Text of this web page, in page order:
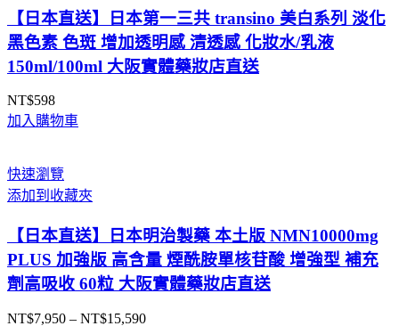
【日本直送】日本第一三共 transino 美白系列 淡化
黑色素 色斑 增加透明感 清透感 化妝水/乳液
150ml/100ml 大阪實體藥妝店直送
NT$598
加入購物車
快速瀏覽
添加到收藏夾
【日本直送】日本明治製藥 本土版 NMN10000mg
PLUS 加強版 高含量 煙酰胺單核苷酸 增強型 補充
劑高吸收 60粒 大阪實體藥妝店直送
NT$7,950 – NT$15,590價